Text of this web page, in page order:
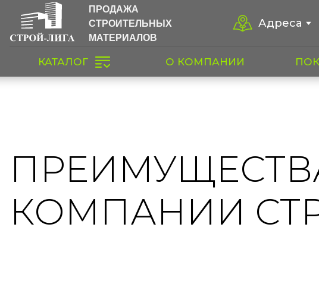
ПРОДАЖА
СТРОИТЕЛЬНЫХ
МАТЕРИАЛОВ
Адреса
КАТАЛОГ О КОМПАНИИ
КОМПАНИИ